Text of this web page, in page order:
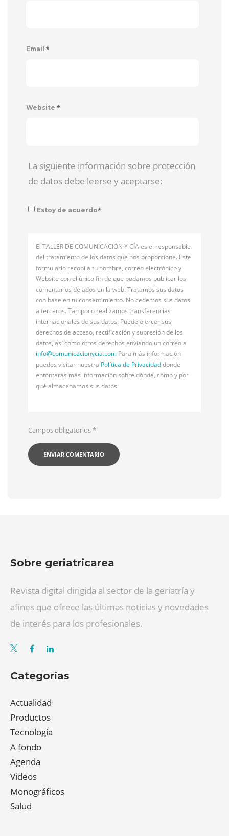
Email *
Website *
La siguiente información sobre protección
de datos debe leerse y aceptarse:
Estoy de acuerdo*
El TALLER DE COMUNICACIÓN Y CÍA es el responsable
del tratamiento de los datos que nos proporcione. Este
formulario recopila tu nombre, correo electrónico y
Website con el único fin de que podamos publicar los
comentarios dejados en la web. Tratamos sus datos
con base en tu consentimiento. No cedemos sus datos
a terceros. Tampoco realizamos transferencias
internacionales de sus datos. Puede ejercer sus
derechos de acceso, rectificación y supresión de los
datos, así como otros derechos enviando un correo a
info@comunicacionycia.com Para más información
puedes visitar nuestra Política de Privacidaddonde
entontarás más información sobre dónde, cómo y por
qué almacenamos sus datos.
Campos obligatorios*
Sobre geriatricarea
Revista digital dirigida al sector de la geriatría y
afines que ofrece las últimas noticias y novedades
de interés para los profesionales.
Categorías
Actualidad
Productos
Tecnología
A fondo
Agenda
Videos
Monográficos
Salud